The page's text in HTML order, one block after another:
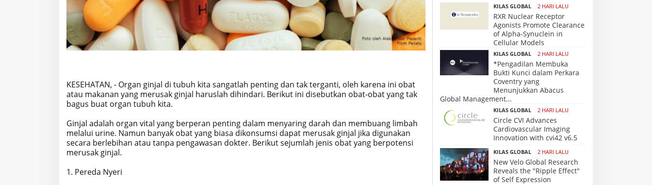
KESEHATAN, - Organ ginjal di tubuh kita sangatlah penting dan tak terganti, oleh karena ini obat
atau makanan yang merusak ginjal haruslah dihindari. Berikut ini disebutkan obat-obat yang tak
bagus buat organ tubuh kita.
Ginjal adalah organ vital yang berperan penting dalam menyaring darah dan membuang limbah
melalui urine. Namun banyak obat yang biasa dikonsumsi dapat merusak ginjal jika digunakan
secara berlebihan atau tanpa pengawasan dokter. Berikut sejumlah jenis obat yang berpotensi
merusak ginjal.
1. Pereda Nyeri
KILAS GLOBAL 2 HARI LALU
RXR Nuclear Receptor
Agonists Promote Clearance
of Alpha-Synuclein in
Cellular Models
KILAS GLOBAL 2 HARI LALU
*Pengadilan Membuka
Bukti Kunci dalam Perkara
Coventry yang
Menunjukkan Abacus
Global Management...
KILAS GLOBAL 2 HARI LALU
Circle CVI Advances
Cardiovascular Imaging
Innovation with cvi42 v6.5
KILAS GLOBAL 2 HARI LALU
New Velo Global Research
Reveals the "Ripple Effect"
of Self Expression